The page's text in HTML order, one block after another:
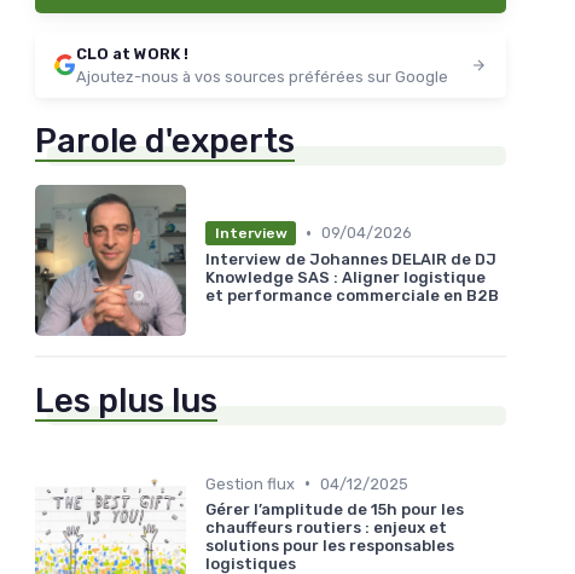
CLO at WORK !
Ajoutez-nous à vos sources préférées sur Google
Parole d'experts
Interview • 09/04/2026
Interview de Johannes DELAIR de DJ
Knowledge SAS : Aligner logistique
et performance commerciale en B2B
Les plus lus
Gestion flux • 04/12/2025
Gérer l’amplitude de 15h pour les
chauffeurs routiers : enjeux et
solutions pour les responsables
logistiques